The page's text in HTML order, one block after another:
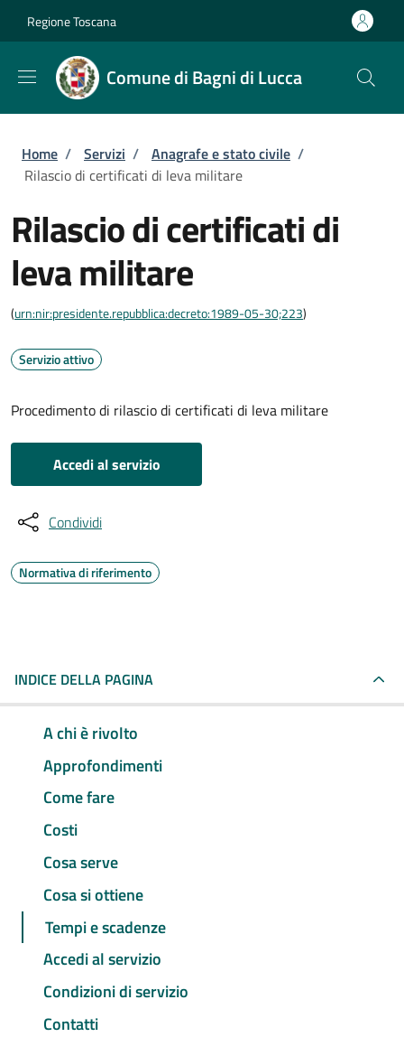
Regione Toscana
Comune di Bagni di Lucca
Briciole di pane
Home / Servizi / Anagrafe e stato civile /
Rilascio di certificati di leva militare
Rilascio di certificati di
leva militare
(urn:nir:presidente.repubblica:decreto:1989-05-30;223)
Servizio attivo
Procedimento di rilascio di certificati di leva militare
Accedi al servizio
Condividi
Normativa di riferimento
INDICE DELLA PAGINA
A chi è rivolto
Approfondimenti
Come fare
Costi
Cosa serve
Cosa si ottiene
Tempi e scadenze
Accedi al servizio
Condizioni di servizio
Contatti